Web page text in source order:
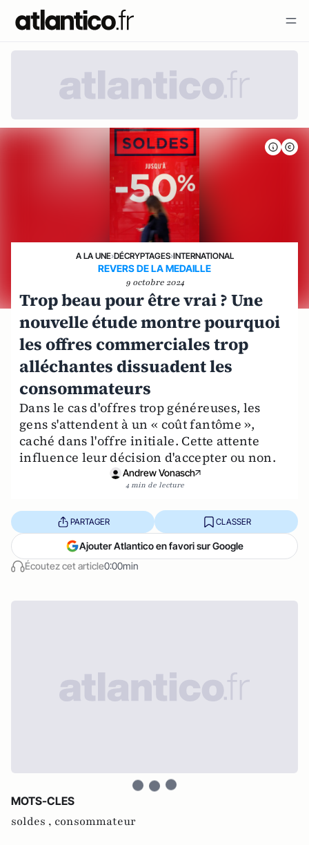
A LA UNE›DÉCRYPTAGES›INTERNATIONAL
REVERS DE LA MEDAILLE
9 octobre 2024
Trop beau pour être vrai ? Une
nouvelle étude montre pourquoi
les offres commerciales trop
alléchantes dissuadent les
consommateurs
Dans le cas d'offres trop généreuses, les
gens s'attendent à un « coût fantôme »,
caché dans l'offre initiale. Cette attente
influence leur décision d'accepter ou non.
Andrew Vonasch
4 min de lecture
Écoutez cet article0:00min
PARTAGER CLASSER
Ajouter Atlantico en favori sur Google
MOTS-CLES
soldes , consommateur